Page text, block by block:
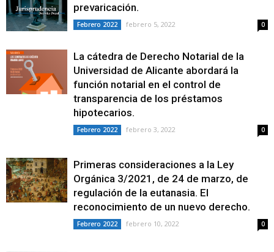
prevaricación.
Febrero 2022 febrero 5, 2022 0
La cátedra de Derecho Notarial de la
Universidad de Alicante abordará la
función notarial en el control de
transparencia de los préstamos
hipotecarios.
Febrero 2022 febrero 3, 2022 0
Primeras consideraciones a la Ley
Orgánica 3/2021, de 24 de marzo, de
regulación de la eutanasia. El
reconocimiento de un nuevo derecho.
Febrero 2022 febrero 10, 2022 0